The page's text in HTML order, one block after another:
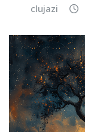
clujazi